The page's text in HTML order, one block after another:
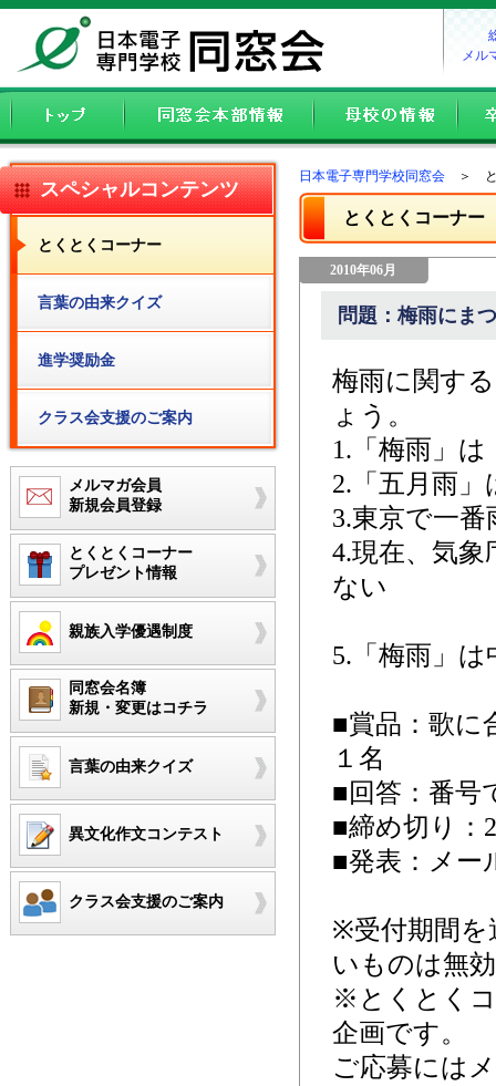
メル
スペシャルコンテンツ
とくとくコーナー
言葉の由来クイズ
進学奨励金
クラス会支援のご案内
メルマガ会員
新規会員登録
とくとくコーナー
プレゼント情報
親族入学優遇制度
同窓会名簿
新規・変更はコチラ
言葉の由来クイズ
異文化作文コンテスト
クラス会支援のご案内
日本電子専門学校同窓会 ＞ と
とくとくコーナ
2010年06月
問題：梅雨にま
梅雨に関す
ょう。
1.「梅雨」
2.「五月雨
3.東京で一
4.現在、気
ない
5.「梅雨」
■賞品：歌
１名
■回答：番号
■締め切り：
■発表：メー
※受付期間を
いものは無
※とくとく
企画です。
ご応募には